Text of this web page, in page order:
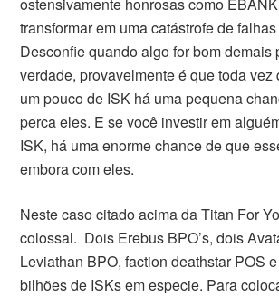
transformar em uma catástrofe de
Desconfie quando algo for bom demais
verdade, provavelmente é que toda
um pouco de ISK há uma pequena
perca eles. E se você investir em
ISK, há uma enorme chance de que
embora com eles.
Neste caso citado acima da Titan For
colossal. Dois Erebus BPO’s, dois
Leviathan BPO, faction deathstar POS
bilhões de ISKs em especie. Para